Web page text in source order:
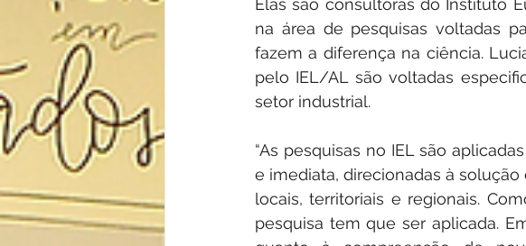
Elas são consultoras do Instituto
na área de pesquisas voltadas
fazem a diferença na ciência.
pelo IEL/AL são voltadas
setor industrial.
“As pesquisas no IEL são
e imediata, direcionadas à
locais, territoriais e regionais.
pesquisa tem que ser aplicada.